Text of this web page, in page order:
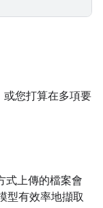
或您打算在多項要
式上傳的檔案會
型有效率地擷取